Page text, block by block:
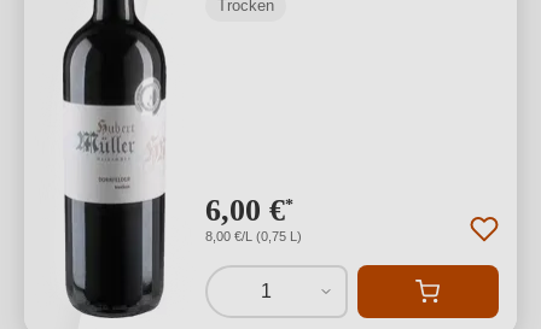
Trocken
6,00 €*
8,00 €/L (0,75 L)
1